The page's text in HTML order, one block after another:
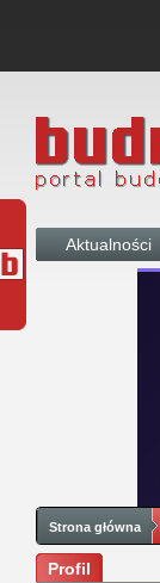
Aktualności
Strona główna
Profil